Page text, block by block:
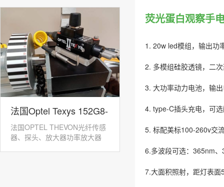
法国Optel Texys 152G8-
GPK-12光纤转速传感器
法国OPTEL THEVON光纤传感
器、探头、放大器功率放大器
荧光蛋白观察手
1. 20w led模组，输出功
2. 多模组硅胶透镜，二
3. 大功率动力电池，输
4. type-C插头充电，可
5. 标配美标100-260v交
6.多波段可选：365nm
7.大面积照射，距灯表